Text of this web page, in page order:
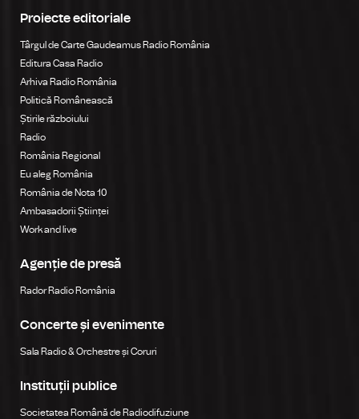
Proiecte editoriale
Târgul de Carte Gaudeamus Radio România
Editura Casa Radio
Arhiva Radio România
Politică Românească
Știrile războiului
Radio
România Regional
Eu aleg România
România de Nota 10
Ambasadorii Științei
Work and live
Agenție de presă
Rador Radio România
Concerte și evenimente
Sala Radio & Orchestre și Coruri
Instituții publice
Societatea Română de Radiodifuziune